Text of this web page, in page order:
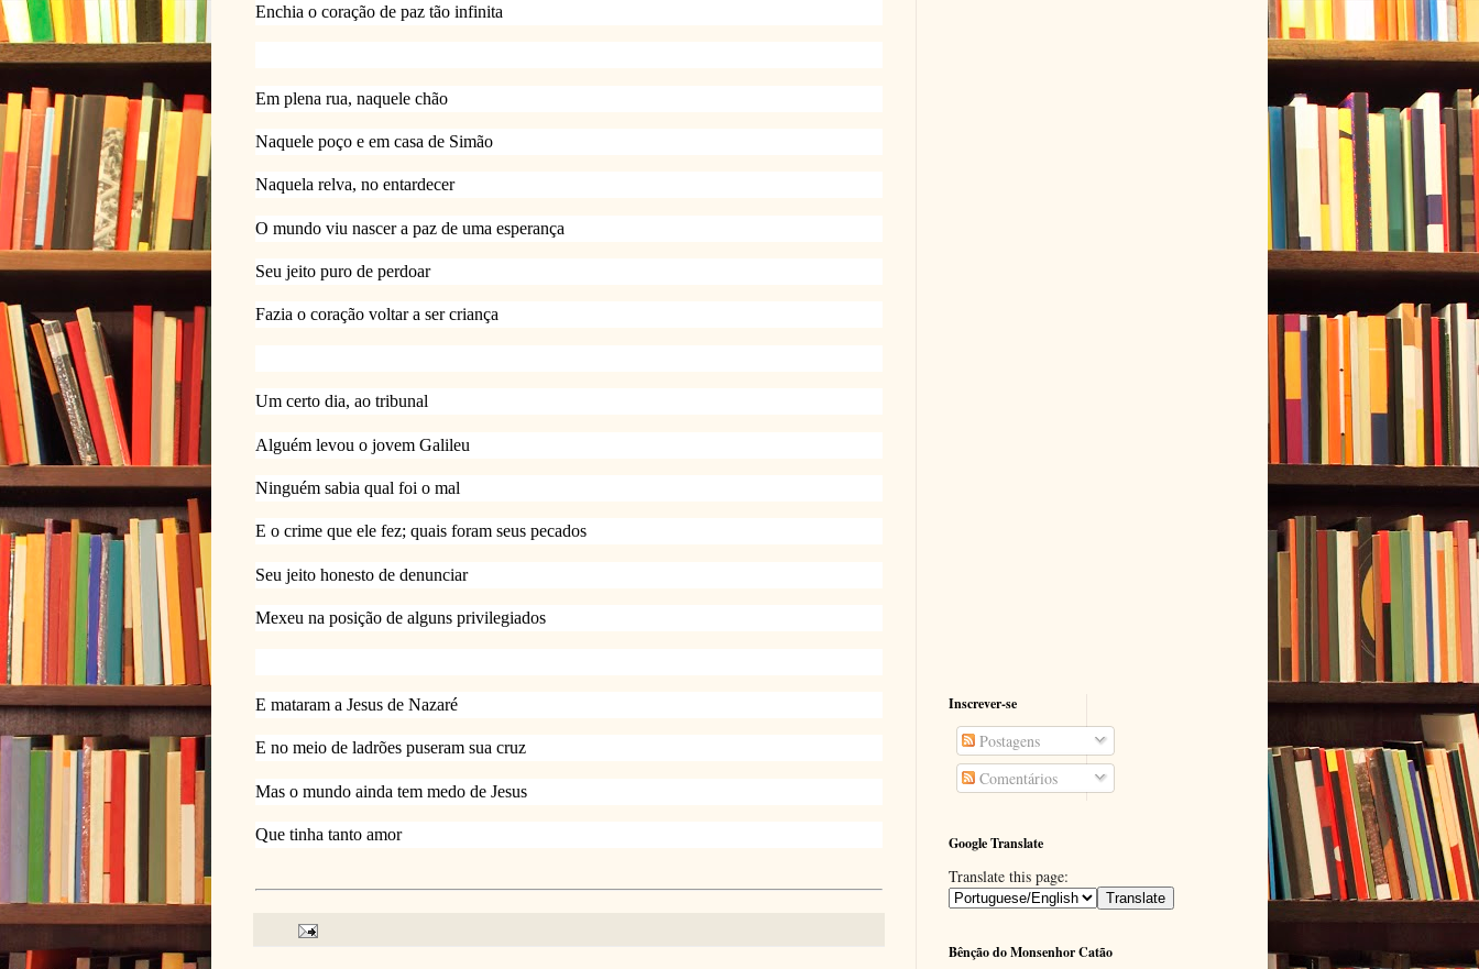
Enchia o coração de paz tão infinita
Em plena rua, naquele chão
Naquele poço e em casa de Simão
Naquela relva, no entardecer
O mundo viu nascer a paz de uma esperança
Seu jeito puro de perdoar
Fazia o coração voltar a ser criança
Um certo dia, ao tribunal
Alguém levou o jovem Galileu
Ninguém sabia qual foi o mal
E o crime que ele fez; quais foram seus pecados
Seu jeito honesto de denunciar
Mexeu na posição de alguns privilegiados
E mataram a Jesus de Nazaré
E no meio de ladrões puseram sua cruz
Mas o mundo ainda tem medo de Jesus
Que tinha tanto amor
Inscrever-se
Postagens
Comentários
Google Translate
Translate this page:
Bênção do Monsenhor Catão